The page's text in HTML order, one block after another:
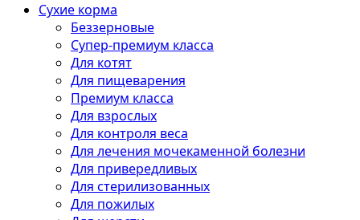
Сухие корма
Беззерновые
Супер-премиум класса
Для котят
Для пищеварения
Премиум класса
Для взрослых
Для контроля веса
Для лечения мочекаменной болезни
Для привередливых
Для стерилизованных
Для пожилых